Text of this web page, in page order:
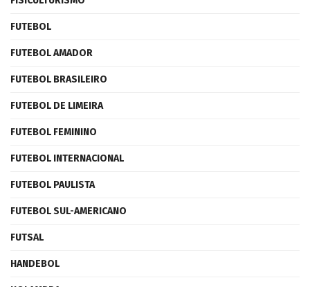
FUTEBOL
FUTEBOL AMADOR
FUTEBOL BRASILEIRO
FUTEBOL DE LIMEIRA
FUTEBOL FEMININO
FUTEBOL INTERNACIONAL
FUTEBOL PAULISTA
FUTEBOL SUL-AMERICANO
FUTSAL
HANDEBOL